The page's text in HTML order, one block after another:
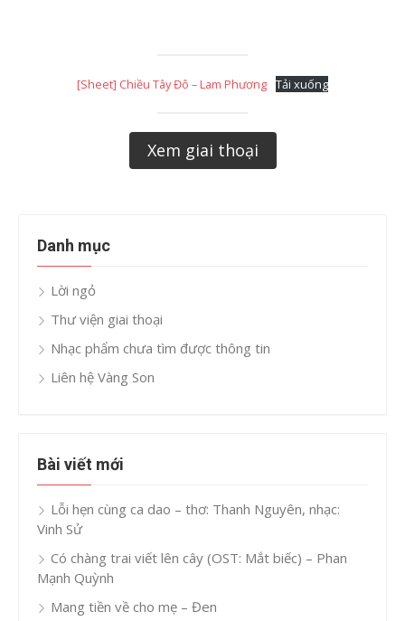
[Sheet] Chiều Tây Đô – Lam Phương Tải xuống
Xem giai thoại
Danh mục
Lời ngỏ
Thư viện giai thoại
Nhạc phẩm chưa tìm được thông tin
Liên hệ Vàng Son
Bài viết mới
Lỗi hẹn cùng ca dao – thơ: Thanh Nguyên, nhạc:
Vinh Sử
Có chàng trai viết lên cây (OST: Mắt biếc) – Phan
Mạnh Quỳnh
Mang tiền về cho mẹ – Đen